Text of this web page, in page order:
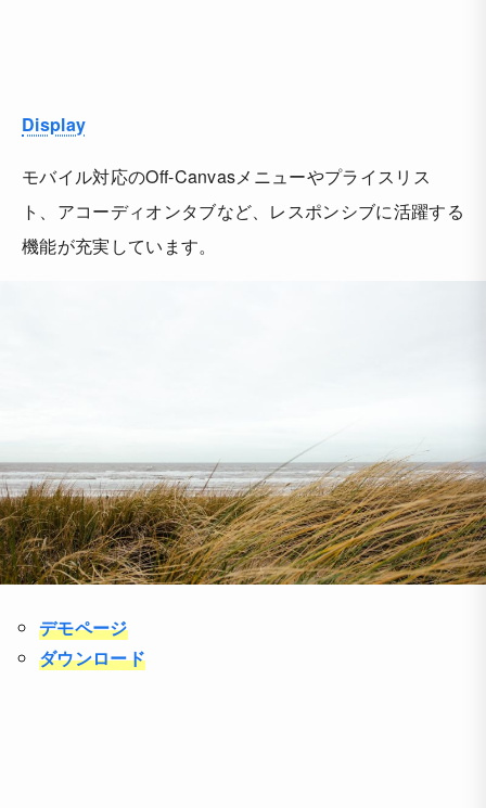
Display
モバイル対応のOff-Canvasメニューやプライスリス
ト、アコーディオンタブなど、レスポンシブに活躍する
機能が充実しています。
デモページ
ダウンロード